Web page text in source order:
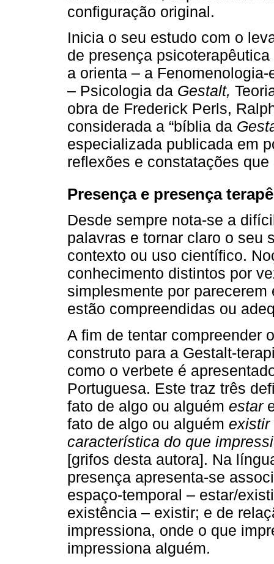
configuração original.
Inicia o seu estudo com o
de presença
a orienta – a
– Psicologia da Gestalt,
obra de Frederick Perls,
considerada a “bíblia da
especializada publicada em
reflexões e constatações
Presença e presença
Desde sempre nota-se a
palavras e tornar claro o seu
contexto ou uso científico.
conhecimento distintos por
simplesmente por
estão compreendidas ou
A fim de tentar compreender
construto para a Gestalt-
como o verbete é
Portuguesa. Este traz três
fato de algo ou alguém estar
fato de algo ou alguém existir
característica do que
[grifos desta autora]. Na
presença apresenta-se
espaço-temporal – estar/
existência – existir; e de
impressiona, onde o que
impressiona alguém.